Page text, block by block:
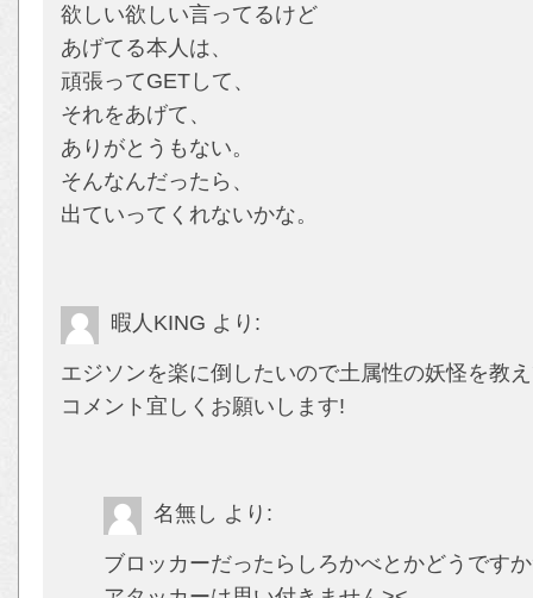
欲しい欲しい言ってるけど
あげてる本人は、
頑張ってGETして、
それをあげて、
ありがとうもない。
そんなんだったら、
出ていってくれないかな。
暇人KING より:
エジソンを楽に倒したいので土属性の妖怪を教
コメント宜しくお願いします!
名無し より:
ブロッカーだったらしろかべとかどうです